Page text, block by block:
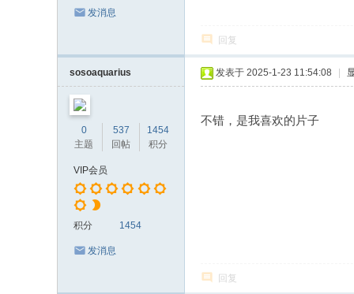
发消息
回复
sosoaquarius
0
主题
537
回帖
1454
积分
VIP会员
积分 1454
发消息
发表于 2025-1-23 11:54:08
不错，是我喜欢的片子
回复